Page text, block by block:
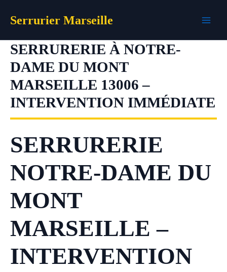
Serrurier Marseille
SERRURERIE À NOTRE-
DAME DU MONT
MARSEILLE 13006 –
INTERVENTION IMMÉDIATE
SERRURERIE
NOTRE-DAME DU
MONT
MARSEILLE –
INTERVENTION